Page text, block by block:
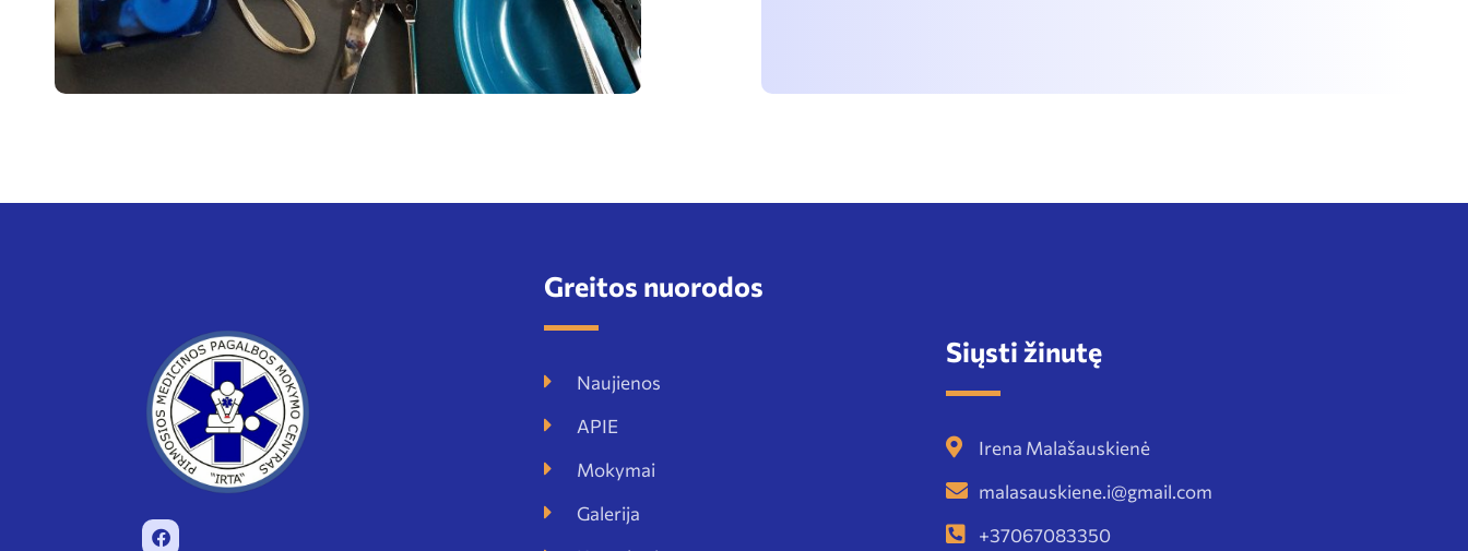
Greitos nuorodos
Naujienos
APIE
Mokymai
Galerija
Siųsti žinutę
Irena Malašauskienė
malasauskiene.i@gmail.com
+37067083350